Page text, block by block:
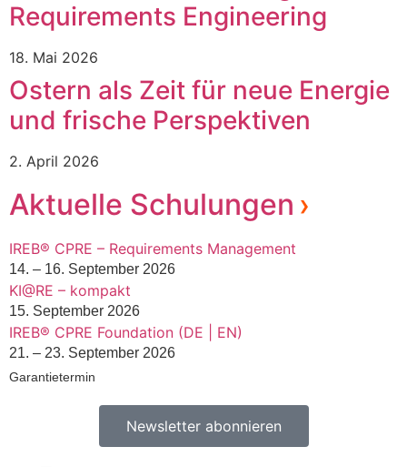
Requirements Engineering
18. Mai 2026
Ostern als Zeit für neue Energie
und frische Perspektiven
2. April 2026
Aktuelle Schulungen
IREB® CPRE – Requirements Management
14. – 16. September 2026
KI@RE – kompakt
15. September 2026
IREB® CPRE Foundation (DE | EN)
21. – 23. September 2026
Garantietermin
Newsletter abonnieren